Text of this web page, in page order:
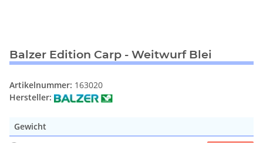
Balzer Edition Carp - Weitwurf Blei
Artikelnummer: 163020
Hersteller:
Gewicht